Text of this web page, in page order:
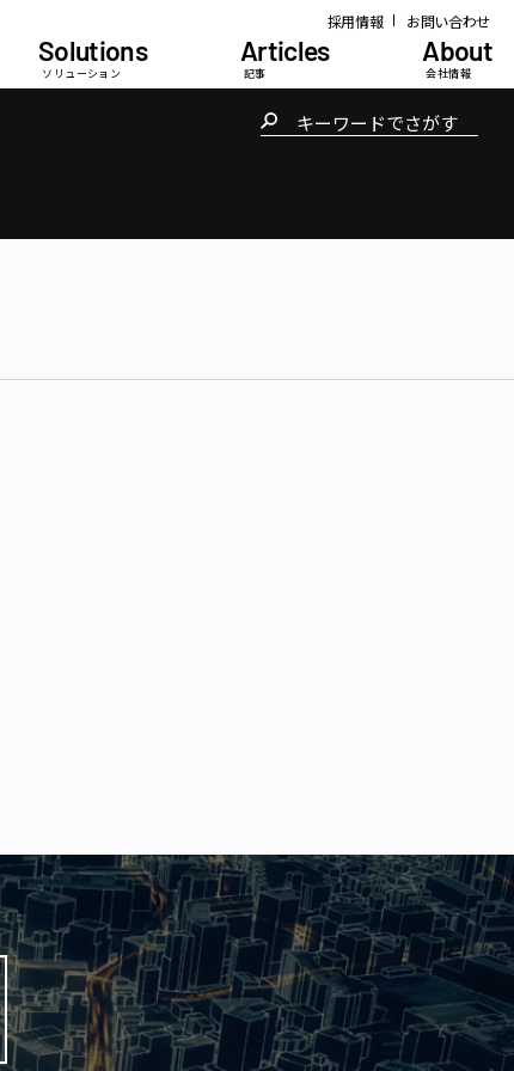
採用情報 お問い合わせ
Solutions
ソリューション
Articles
記事
About
会社情報